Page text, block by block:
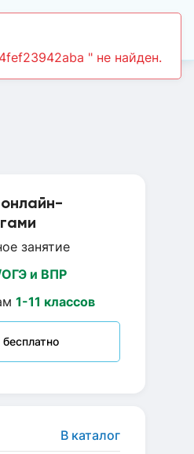
занятие
ОГЭ и ВПР
1-11 классов
В каталог